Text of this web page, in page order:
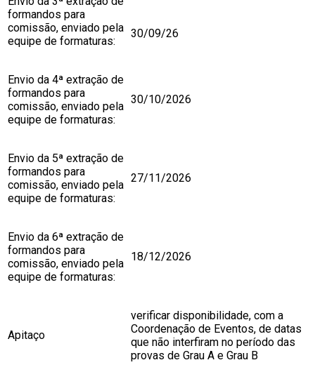
formandos para
comissão, enviado pela
equipe de formaturas:
30/09/26
Envio da 4ª extração de
formandos para
comissão, enviado pela
equipe de formaturas:
30/10/2026
Envio da 5ª extração de
formandos para
comissão, enviado pela
equipe de formaturas:
27/11/2026
Envio da 6ª extração de
formandos para
comissão, enviado pela
equipe de formaturas:
18/12/2026
Apitaço
verificar disponibilidade, com a
Coordenação de Eventos, de datas
que não interfiram no período das
provas de Grau A e Grau B